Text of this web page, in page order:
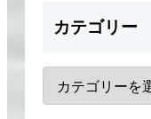
カテゴリー